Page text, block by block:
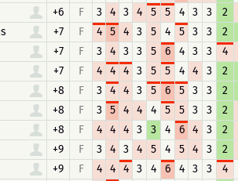
+6 F 3 4 3 4 5 5 4 3 3
2
+7 F 4 5 4 3 5 4 5 3 3
2
+7 F 3 4 3 3 5 6 4 3 3
4
+7 F 4 4 4 3 5 5 4 4 3
2
+8 F 3 4 4 3 5 6 5 3 3
2
+8 F 3 5 4 4 4 5 5 3 3
2
+8 F 4 4 4 3 3 4 6 4 3
2
+9 F 3 4 3 4 5 4 5 4 3
2
+9 F 4 4 4 3 4 6 4 3 3
4